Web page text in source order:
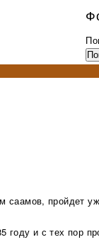
саамов, пройдет
году и с тех пор